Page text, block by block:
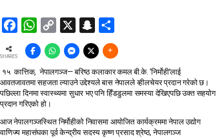
Facebook
WhatsApp
Copy
Link
X Snapchat
SHARES
१५ कात्तिक, नेपालगञ्ज— बरिष्ठ कलाकार कमल बी.के. ‘निर्मोही’लाई
आवतजावतमा सहजता ल्याउने उद्देश्यले बास नेपालले व्हीलचेयर प्रदान गरेको छ।
पछिल्ला दिनमा स्वास्थ्यमा सुधार भए पनि हिँडडुलमा समस्या देखिएपछि उक्त सहयोग
प्रदान गरिएको हो।
आज नेपालगञ्जस्थित निर्मोहीको निवासमा आयोजित कार्यक्रममा नेपाल उद्योग
वाणिज्य महासंघका पूर्व केन्द्रीय सदस्य कृष्ण प्रसाद श्रेष्ठ, नेपालगञ्ज